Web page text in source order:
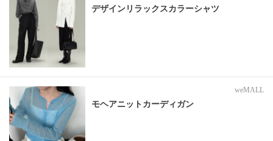
デザインリラックスカラーシャツ
weMALL
モヘアニットカーディガン